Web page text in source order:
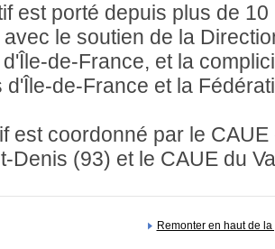
est porté depuis plus de
le soutien de la
de-France, et la
d'Île-de-France et la
est coordonné par le
Denis (93) et le CAUE du
Remonter en haut de la